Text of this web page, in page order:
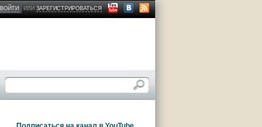
ВОЙТИ ИЛИЗАРЕГИСТРИРОВАТЬСЯ